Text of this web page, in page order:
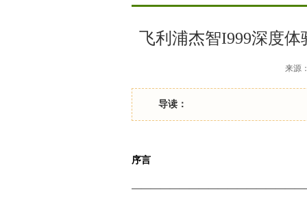
飞利浦杰智I999深度
来源
导读：
序言